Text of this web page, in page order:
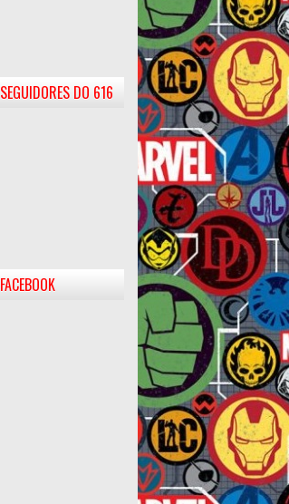
SEGUIDORES DO 616
FACEBOOK